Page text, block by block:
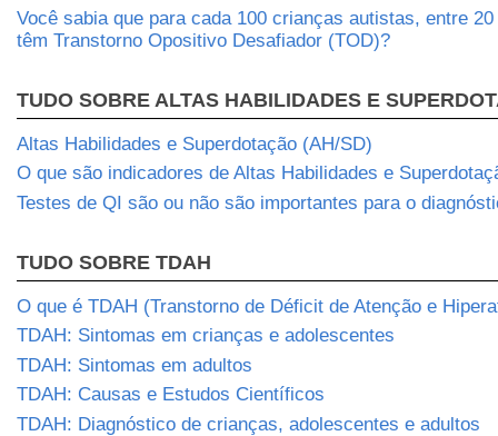
Você sabia que para cada 100 crianças autistas, entre
têm Transtorno Opositivo Desafiador (TOD)?
TUDO SOBRE ALTAS HABILIDADES E
Altas Habilidades e Superdotação (AH/SD)
O que são indicadores de Altas Habilidades e
Testes de QI são ou não são importantes para o
TUDO SOBRE TDAH
O que é TDAH (Transtorno de Déficit de Atenção e
TDAH: Sintomas em crianças e adolescentes
TDAH: Sintomas em adultos
TDAH: Causas e Estudos Científicos
TDAH: Diagnóstico de crianças, adolescentes e adultos